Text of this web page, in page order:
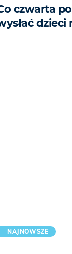
czwarta
dzieci
NAJNOWSZE